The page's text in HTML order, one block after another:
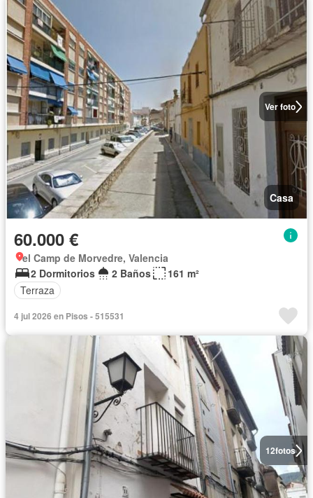
Ver foto
Casa
60.000 €
el Camp de Morvedre, Valencia
2 Dormitorios
2 Baños
161 m²
Terraza
4 jul 2026 en Pisos - 515531
12fotos